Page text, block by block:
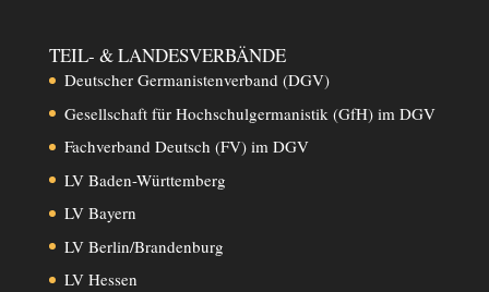
TEIL- & LANDESVERBÄNDE
Deutscher Germanistenverband (DGV)
Gesellschaft für Hochschulgermanistik (GfH) im DGV
Fachverband Deutsch (FV) im DGV
LV Baden-Württemberg
LV Bayern
LV Berlin/Brandenburg
LV Hessen